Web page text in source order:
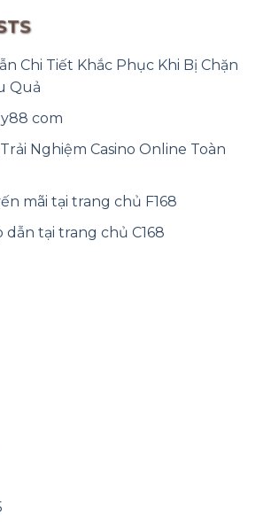
Chi Tiết Khắc Phục Khi Bị Chặn
Quả
com
Nghiệm Casino Online Toàn
mãi tại trang chủ F168
dẫn tại trang chủ C168